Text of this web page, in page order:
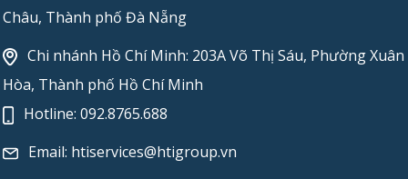
Châu, Thành phố Đà Nẵng
Chi nhánh Hồ Chí Minh: 203A Võ Thị Sáu, Phường Xuân
Hòa, Thành phố Hồ Chí Minh
Hotline:092.8765.688
Email: htiservices@htigroup.vn